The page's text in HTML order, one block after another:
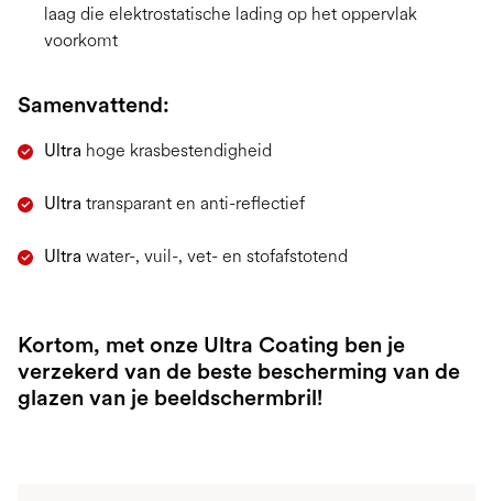
laag die elektrostatische lading op het oppervlak
voorkomt
Samenvattend:
Ultra hoge krasbestendigheid
Ultra transparant en anti-reflectief
Ultra water-, vuil-, vet- en stofafstotend
Kortom, met onze Ultra Coating ben je
verzekerd van de beste bescherming van de
glazen van je beeldschermbril!